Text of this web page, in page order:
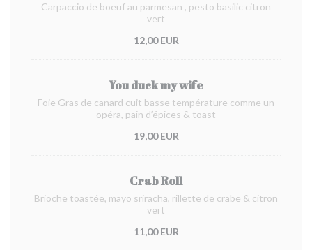
Carpaccio de boeuf au parmesan , pesto basilic citron
vert
12,00 EUR
You duck my wife
Foie Gras de canard cuit basse température comme un
opéra, pain d’épices & toast
19,00 EUR
Crab Roll
Brioche toastée, mayo sriracha, rillette de crabe & citron
vert
11,00 EUR